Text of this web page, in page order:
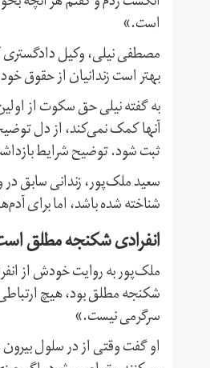
است.»
مصطفی نیلی، وکیل دادگستری
بهتر است زندانیان از حقوق
به گفته نیلی حق سکوت از
آنها کمک نمی‌کند، از دل
ثبت شود. توضیح شرایط
سعید ملک‌پور، زندانی سابق
شناخته شده باشد، اما برای
انفرادی شکنجه مطلق
ملک‌پور به روایت خودش از
شکنجه مطلق بود، هیچ
سرگرمی نیست.»
او گفت وقتی از در سلول